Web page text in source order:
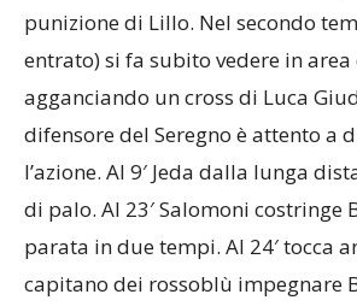
punizione di Lillo. Nel secondo
entrato) si fa subito vedere in
agganciando un cross di Luca
difensore del Seregno è attento a
l’azione. Al 9′ Jeda dalla lunga
di palo. Al 23′ Salomoni costringe
parata in due tempi. Al 24′ tocca
capitano dei rossoblù impegnare